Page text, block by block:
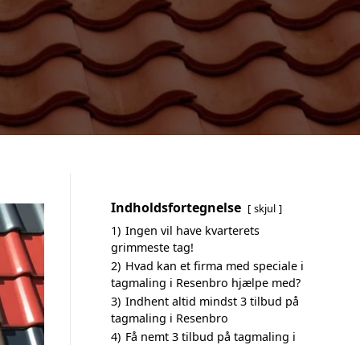
Indholdsfortegnelse skjul
1) Ingen vil have kvarterets
grimmeste tag!
2) Hvad kan et firma med speciale i
tagmaling i Resenbro hjælpe med?
3) Indhent altid mindst 3 tilbud på
tagmaling i Resenbro
4) Få nemt 3 tilbud på tagmaling i